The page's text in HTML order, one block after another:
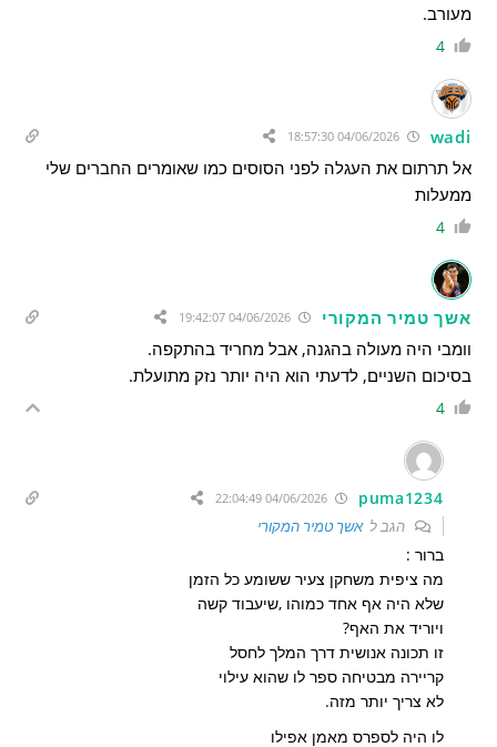
מעורב.
4
wadi
04/06/2026 18:57:30
אל תרתום את העגלה לפני הסוסים כמו שאומרים החברים שלי
ממעלות
4
אשך טמיר המקורי
וומבי היה מעולה בהגנה, אבל מחריד בהתקפה.
בסיכום השניים, לדעתי הוא היה יותר נזק מתועלת.
4
puma1234
04/06/2026 22:04:49
הגב לאשך טמיר המקורי
ברור :
מה ציפית משחקן צעיר ששומע כל הזמן
שלא היה אף אחד כמוהו ,שיעבוד קשה
ויוריד את האף?
זו תכונה אנושית דרך המלך לחסל
קריירה מבטיחה ספר לו שהוא עילוי
לא צריך יותר מזה.
לו היה לספרס מאמן אפילו